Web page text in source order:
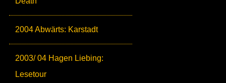
2004 Abwärts: Karstadt
2003/ 04 Hagen Liebing:
Lesetour